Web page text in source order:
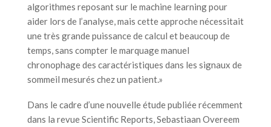
algorithmes reposant sur le machine learning pour
aider lors de l’analyse, mais cette approche nécessitait
une très grande puissance de calcul et beaucoup de
temps, sans compter le marquage manuel
chronophage des caractéristiques dans les signaux de
sommeil mesurés chez un patient.»
Dans le cadre d’une nouvelle étude publiée récemment
dans la revue Scientific Reports, Sebastiaan Overeem